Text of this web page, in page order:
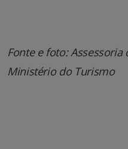
Fonte e foto:
Ministério do Turismo